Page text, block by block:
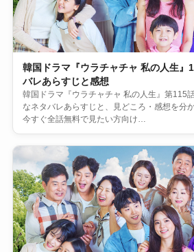
韓国ドラマ『ウラチャチャ 私の人生』
バレあらすじと感想
韓国ドラマ『ウラチャチャ 私の人生』第115
なネタバレあらすじと、見どころ・感想を分
今すぐ全話無料で見たい方向け…